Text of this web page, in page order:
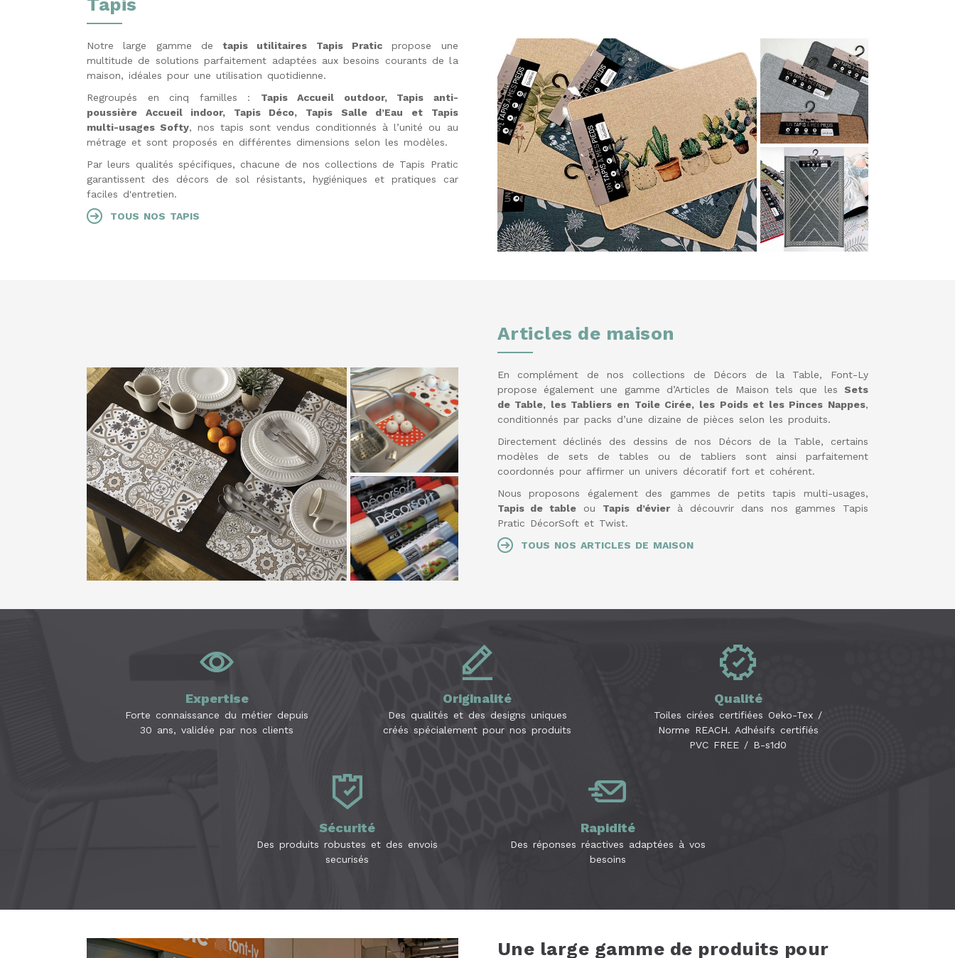
Tapis
Notre large gamme detapis utilitaires Tapis Praticpropose une
multitude de solutions parfaitement adaptées aux besoins courants de la
maison, idéales pour une utilisation quotidienne.
Regroupés en cinq familles : Tapis Accueil outdoor, Tapis anti-
poussière Accueil indoor, Tapis Déco, Tapis Salle d’Eau et Tapis
multi-usages Softy, nos tapis sont vendus conditionnés à l’unité ou au
métrage et sont proposés en différentes dimensions selon les modèles.
Par leurs qualités spécifiques, chacune de nos collections de Tapis Pratic
garantissent des décors de sol résistants, hygiéniques et pratiques car
faciles d'entretien.
TOUS NOS TAPIS
Articles de maison
En complément de nos collections de Décors de la Table, Font-Ly
propose également une gamme d’Articles de Maison tels que les Sets
de Table, les Tabliers en Toile Cirée, les Poids et les Pinces Nappes,
conditionnés par packs d’une dizaine de pièces selon les produits.
Directement déclinés des dessins de nos Décors de la Table, certains
modèles de sets de tables ou de tabliers sont ainsi parfaitement
coordonnés pour affirmer un univers décoratif fort et cohérent.
Nous proposons également des gammes de petits tapis multi-usages,
Tapis de table ou Tapis d’évier à découvrir dans nos gammes Tapis
Pratic DécorSoft et Twist.
TOUS NOS ARTICLES DE MAISON
Expertise
Forte connaissance du métier depuis
30 ans, validée par nos clients
Originalité
Des qualités et des designs uniques
créés spécialement pour nos produits
Qualité
Toiles cirées certifiées Oeko-Tex /
Norme REACH. Adhésifs certifiés
PVC FREE / B-s1d0
Sécurité
Des produits robustes et des envois
securisés
Rapidité
Des réponses réactives adaptées à vos
besoins
Une large gamme de produits pour